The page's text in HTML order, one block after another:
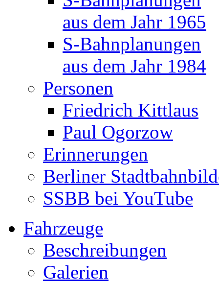
aus dem Jahr 1965
S-Bahnplanungen
aus dem Jahr 1984
Personen
Friedrich Kittlaus
Paul Ogorzow
Erinnerungen
Berliner
SSBB bei YouTube
Fahrzeuge
Beschreibungen
Galerien